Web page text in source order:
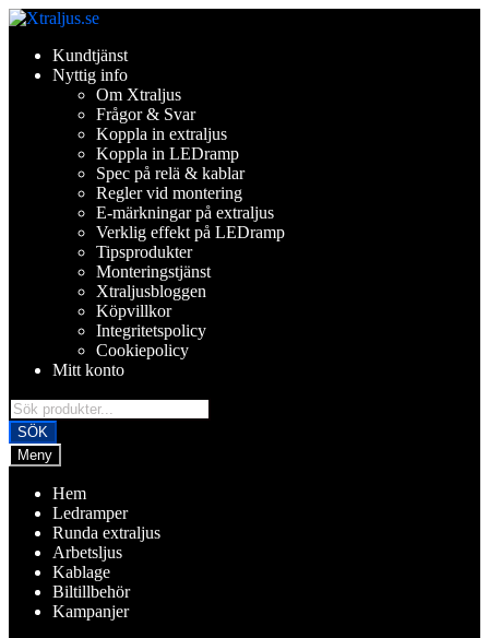
Hoppa
navigering
Hoppa
innehållKundtjänst
Nyttig info
Om Xtraljus
Frågor & Svar
Koppla in extraljus
Koppla in LEDramp
Spec på relä & kablar
Regler vid montering
E-märkningar på extraljus
Verklig effekt på LEDramp
Tipsprodukter
Monteringstjänst
Xtraljusbloggen
Köpvillkor
Integritetspolicy
Cookiepolicy
Mitt konto
Products
search
SÖK
Meny
Hem
Ledramper
Runda extraljus
Arbetsljus
Kablage
Biltillbehör
Kampanjer